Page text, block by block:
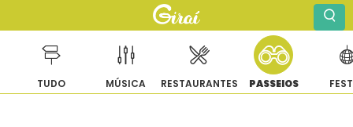
TUDO MÚSICA RESTAURANTES PASSEIOS